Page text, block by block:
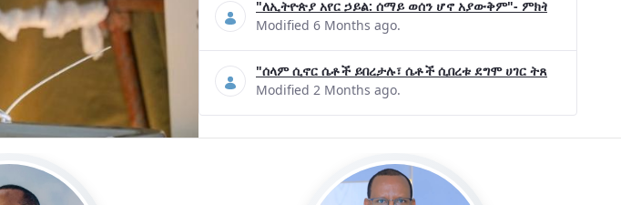
"ለኢትዮጵያ አየር ኃይል: ሰማይ ወሰን ሆኖ አያውቅም"- ምክትል ጠቅላይ
Modified 6 Months ago.
"ሰላም ሲኖር ሴቶች ይበረታሉ፣ ሴቶች ሲበረቱ ደግሞ ሀገር ትጸናለች"- ዶ/ር
Modified 2 Months ago.